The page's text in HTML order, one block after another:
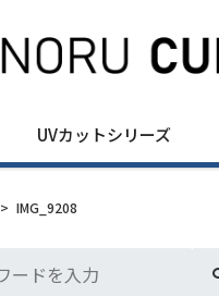
UVカットシリーズ
> IMG_9208